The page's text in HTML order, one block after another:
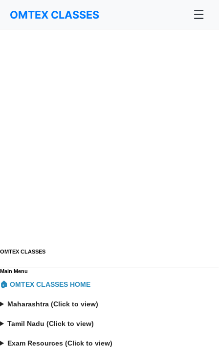
OMTEX CLASSES
OMTEX CLASSES ☰
Main Menu
🏠 OMTEX CLASSES HOME
Maharashtra (Click to view)
Tamil Nadu (Click to view)
Exam Resources (Click to view)